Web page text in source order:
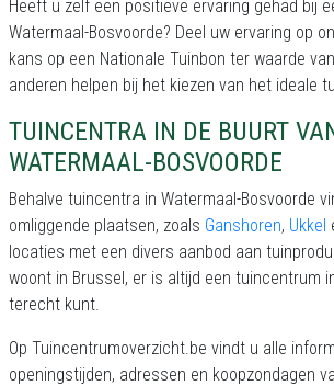
Heeft u zelf een positieve ervaring gehad bij
Watermaal-Bosvoorde? Deel uw ervaring op
kans op een Nationale Tuinbon ter waarde
anderen helpen bij het kiezen van het ideale
TUINCENTRA IN DE BUURT
WATERMAAL-BOSVOORDE
Behalve tuincentra in Watermaal-Bosvoorde
omliggende plaatsen, zoals Ganshoren, Ukkel
locaties met een divers aanbod aan
woont in Brussel, er is altijd een tuincentrum
terecht kunt.
Op Tuincentrumoverzicht.be vindt u alle
openingstijden, adressen en koopzondagen